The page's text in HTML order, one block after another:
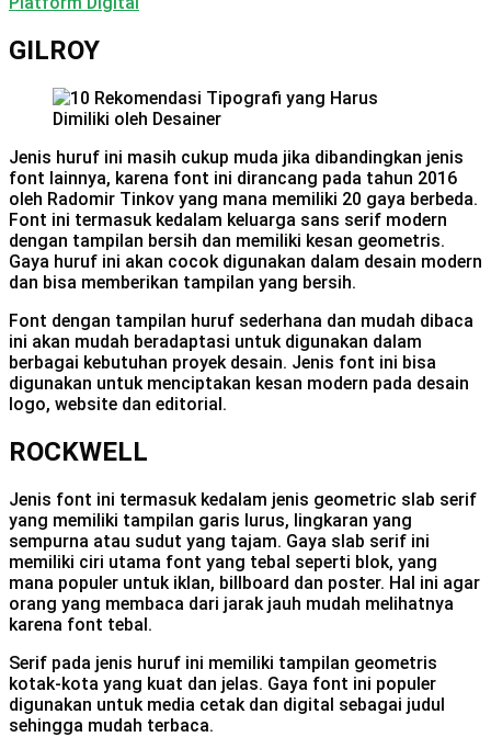
GILROY
Jenis huruf ini masih cukup muda jika dibandingkan jenis
font lainnya, karena font ini dirancang pada tahun 2016
oleh Radomir Tinkov yang mana memiliki 20 gaya berbeda.
Font ini termasuk kedalam keluarga sans serif modern
dengan tampilan bersih dan memiliki kesan geometris.
Gaya huruf ini akan cocok digunakan dalam desain modern
dan bisa memberikan tampilan yang bersih.
Font dengan tampilan huruf sederhana dan mudah dibaca
ini akan mudah beradaptasi untuk digunakan dalam
berbagai kebutuhan proyek desain. Jenis font ini bisa
digunakan untuk menciptakan kesan modern pada desain
logo, website dan editorial.
ROCKWELL
Jenis font ini termasuk kedalam jenis geometric slab serif
yang memiliki tampilan garis lurus, lingkaran yang
sempurna atau sudut yang tajam. Gaya slab serif ini
memiliki ciri utama font yang tebal seperti blok, yang
mana populer untuk iklan, billboard dan poster. Hal ini agar
orang yang membaca dari jarak jauh mudah melihatnya
karena font tebal.
Serif pada jenis huruf ini memiliki tampilan geometris
kotak-kota yang kuat dan jelas. Gaya font ini populer
digunakan untuk media cetak dan digital sebagai judul
sehingga mudah terbaca.